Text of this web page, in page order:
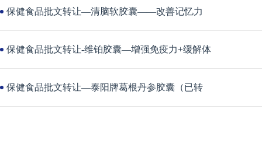
保健食品批文转让—清脑软胶囊——改善记忆力
保健食品批文转让-维铂胶囊—增强免疫力+缓解体
保健食品批文转让—泰阳牌葛根丹参胶囊（已转